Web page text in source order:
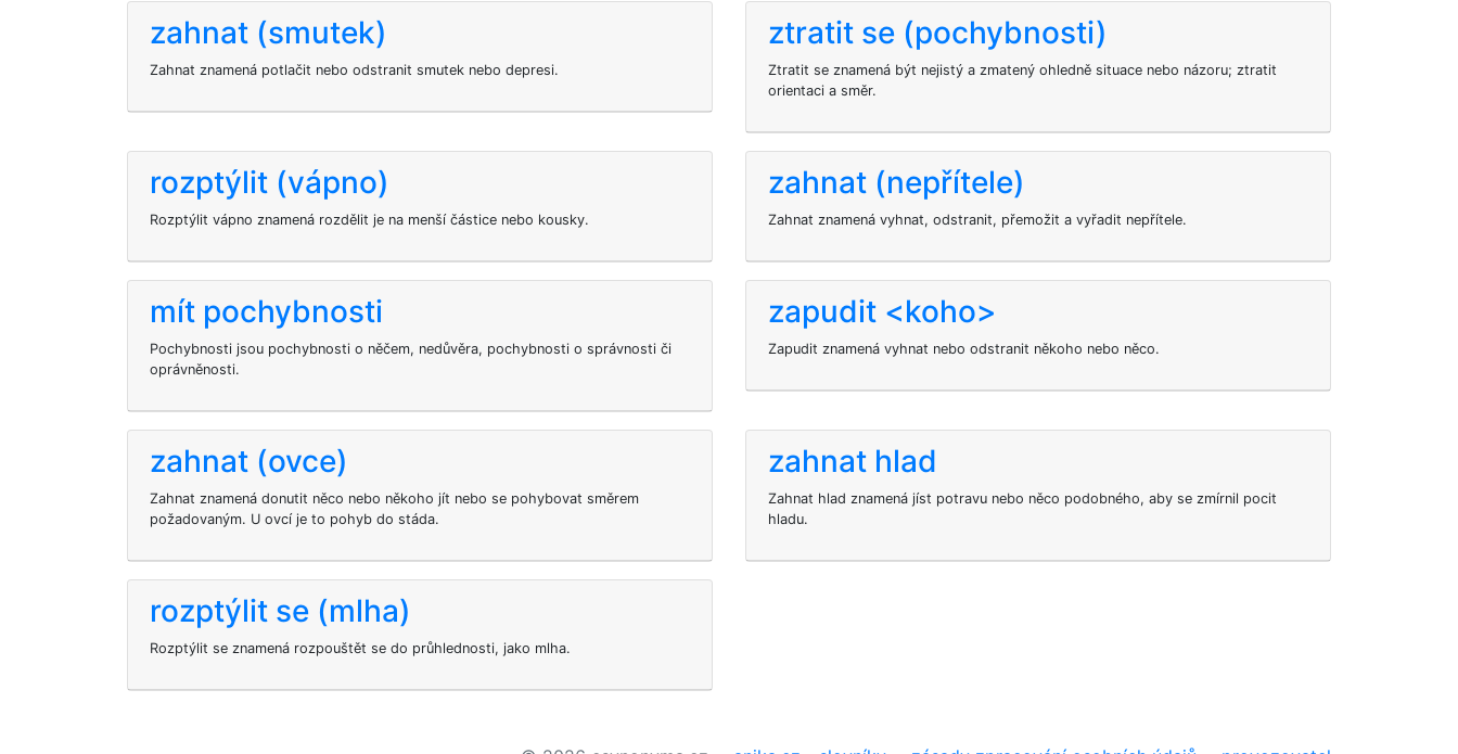
zahnat (smutek)
Zahnat znamená potlačit nebo odstranit smutek nebo depresi.
ztratit se (pochybnosti)
Ztratit se znamená být nejistý a zmatený ohledně situace nebo názoru; ztratit
orientaci a směr.
rozptýlit (vápno)
Rozptýlit vápno znamená rozdělit je na menší částice nebo kousky.
zahnat (nepřítele)
Zahnat znamená vyhnat, odstranit, přemožit a vyřadit nepřítele.
mít pochybnosti
Pochybnosti jsou pochybnosti o něčem, nedůvěra, pochybnosti o správnosti či
oprávněnosti.
zapudit <koho>
Zapudit znamená vyhnat nebo odstranit někoho nebo něco.
zahnat (ovce)
Zahnat znamená donutit něco nebo někoho jít nebo se pohybovat směrem
požadovaným. U ovcí je to pohyb do stáda.
zahnat hlad
Zahnat hlad znamená jíst potravu nebo něco podobného, aby se zmírnil pocit
hladu.
rozptýlit se (mlha)
Rozptýlit se znamená rozpouštět se do průhlednosti, jako mlha.